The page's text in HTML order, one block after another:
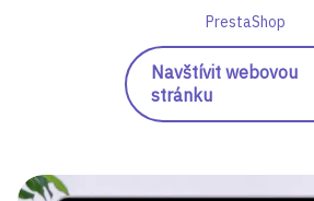
PrestaShop
Navštívit webovou
stránku